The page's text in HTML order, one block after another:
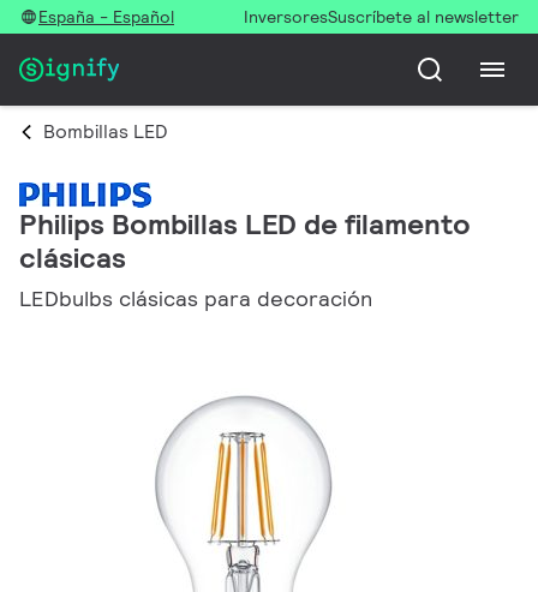
España - Español InversoresSuscríbete al newsletter
Bombillas LED
Philips Bombillas LED de filamento
clásicas
LEDbulbs clásicas para decoración